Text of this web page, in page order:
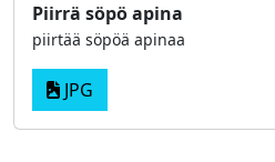
Piirrä söpö apina
piirtää söpöä apinaa
JPG